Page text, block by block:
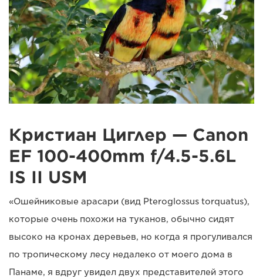
Кристиан Циглер — Canon
EF 100-400mm f/4.5-5.6L
IS II USM
«Ошейниковые арасари (вид Pteroglossus torquatus),
которые очень похожи на туканов, обычно сидят
высоко на кронах деревьев, но когда я прогуливался
по тропическому лесу недалеко от моего дома в
Панаме, я вдруг увидел двух представителей этого